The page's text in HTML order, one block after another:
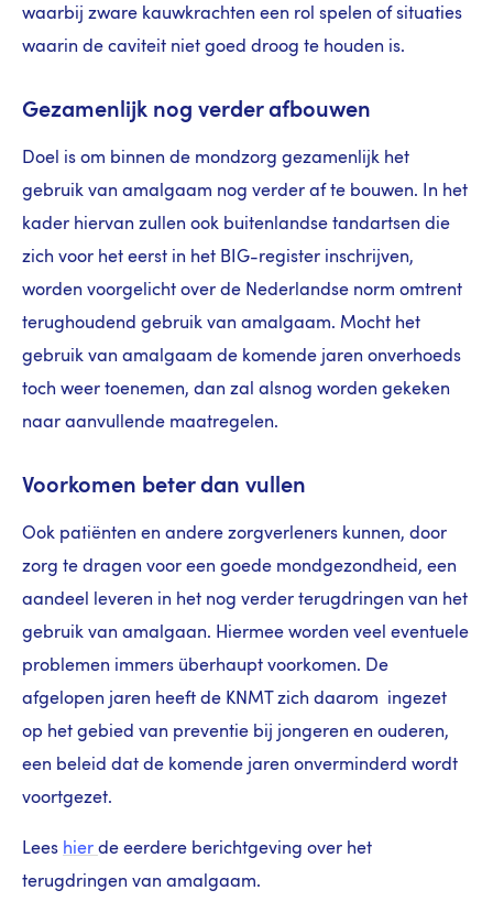
waarbij zware kauwkrachten een rol spelen of situaties
waarin de caviteit niet goed droog te houden is.
Gezamenlijk nog verder afbouwen
Doel is om binnen de mondzorg gezamenlijk het
gebruik van amalgaam nog verder af te bouwen. In het
kader hiervan zullen ook buitenlandse tandartsen die
zich voor het eerst in het BIG-register inschrijven,
worden voorgelicht over de Nederlandse norm omtrent
terughoudend gebruik van amalgaam. Mocht het
gebruik van amalgaam de komende jaren onverhoeds
toch weer toenemen, dan zal alsnog worden gekeken
naar aanvullende maatregelen.
Voorkomen beter dan vullen
Ook patiënten en andere zorgverleners kunnen, door
zorg te dragen voor een goede mondgezondheid, een
aandeel leveren in het nog verder terugdringen van het
gebruik van amalgaan. Hiermee worden veel eventuele
problemen immers überhaupt voorkomen. De
afgelopen jaren heeft de KNMT zich daarom ingezet
op het gebied van preventie bij jongeren en ouderen,
een beleid dat de komende jaren onverminderd wordt
voortgezet.
Lees hier de eerdere berichtgeving over het
terugdringen van amalgaam.